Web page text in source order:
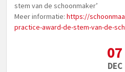
stem van de schoonmaker’
Meer informatie: https://
practice-award-de-stem-van-de-
07
DEC